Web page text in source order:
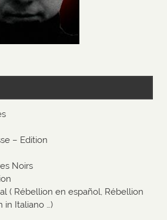
– Edition
Noirs
( Rébellion en español, Rébellion
in Italiano …)